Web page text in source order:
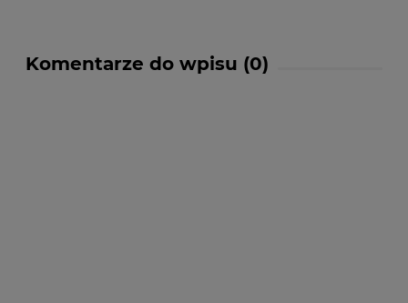
Komentarze do wpisu (0)